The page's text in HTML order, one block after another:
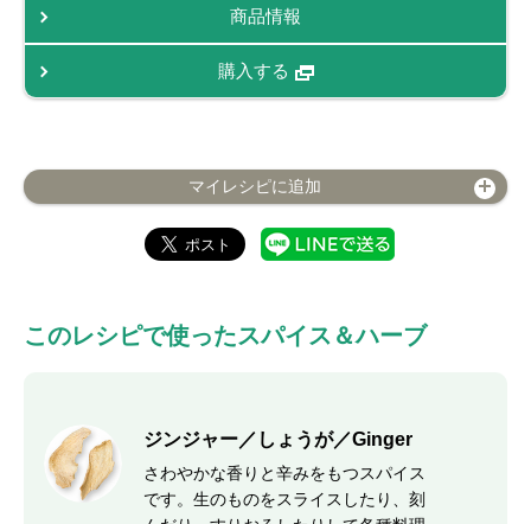
商品情報
購入する
マイレシピに追加
このレシピで使ったスパイス＆ハーブ
ジンジャー／しょうが／Ginger
さわやかな香りと辛みをもつスパイス
です。生のものをスライスしたり、刻